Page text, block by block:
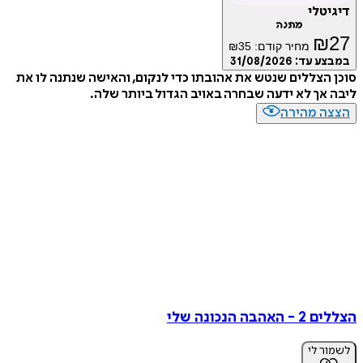
₪ מחיר קודם: ₪35
עד:31/08/2026
הצללים שנטש את אהובתו כדי לנקום, והאישה שנתנה לו את
אך לא ידעה שבחרה באויב הגדול ביותר שלה.
מהירה
הנכונה שלי
לי